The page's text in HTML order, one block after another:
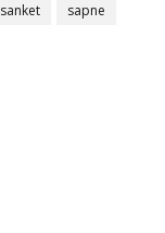
sanket sapne